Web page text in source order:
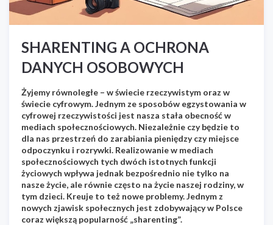
SHARENTING A OCHRONA
DANYCH OSOBOWYCH
Żyjemy równoległe – w świecie rzeczywistym oraz w
świecie cyfrowym. Jednym ze sposobów egzystowania w
cyfrowej rzeczywistości jest nasza stała obecność w
mediach społecznościowych. Niezależnie czy będzie to
dla nas przestrzeń do zarabiania pieniędzy czy miejsce
odpoczynku i rozrywki. Realizowanie w mediach
społecznościowych tych dwóch istotnych funkcji
życiowych wpływa jednak bezpośrednio nie tylko na
nasze życie, ale równie często na życie naszej rodziny, w
tym dzieci. Kreuje to też nowe problemy. Jednym z
nowych zjawisk społecznych jest zdobywający w Polsce
coraz większą popularność „sharenting”.